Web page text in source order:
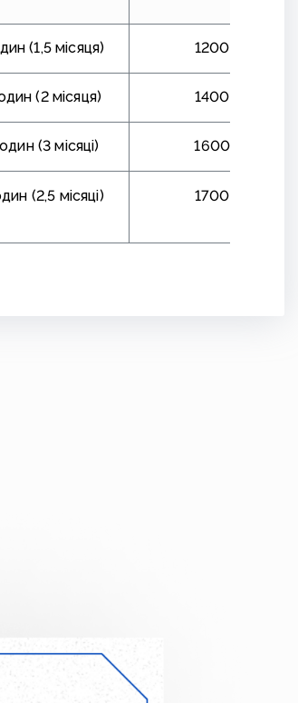
(1,5 місяця)
(2 місяця)
(3 місяці)
(2,5 місяці)
1200 грн.
1400 грн.
1600 грн.
1700 грн.